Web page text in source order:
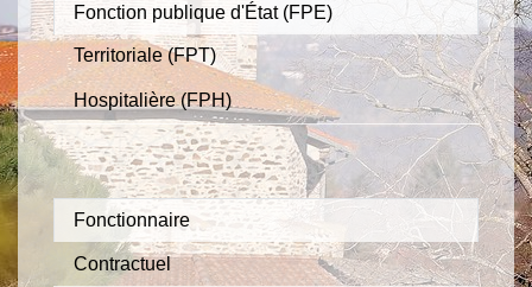
Fonction publique d'État (FPE)
Territoriale (FPT)
Hospitalière (FPH)
Fonctionnaire
Contractuel